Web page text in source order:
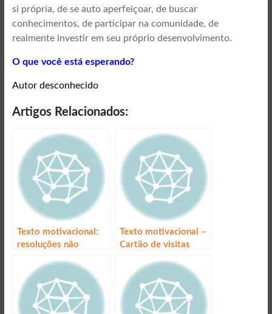
si própria, de se auto aperfeiçoar, de buscar
conhecimentos, de participar na comunidade, de
realmente investir em seu próprio desenvolvimento.
O que você está esperando?
Autor desconhecido
Artigos Relacionados:
Texto motivacional:
resoluções não
Texto motivacional –
Cartão de visitas